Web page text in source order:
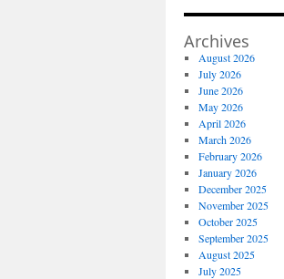
Archives
August 2026
July 2026
June 2026
May 2026
April 2026
March 2026
February 2026
January 2026
December 2025
November 2025
October 2025
September 2025
August 2025
July 2025